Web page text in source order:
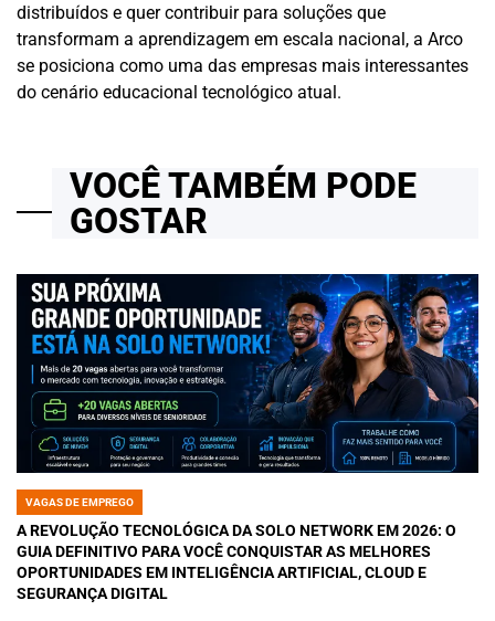
distribuídos e quer contribuir para soluções que
transformam a aprendizagem em escala nacional, a Arco
se posiciona como uma das empresas mais interessantes
do cenário educacional tecnológico atual.
VOCÊ TAMBÉM PODE
GOSTAR
POSTED
IN
VAGAS DE EMPREGO
A REVOLUÇÃO TECNOLÓGICA DA SOLO NETWORK EM 2026: O
GUIA DEFINITIVO PARA VOCÊ CONQUISTAR AS MELHORES
OPORTUNIDADES EM INTELIGÊNCIA ARTIFICIAL, CLOUD E
SEGURANÇA DIGITAL